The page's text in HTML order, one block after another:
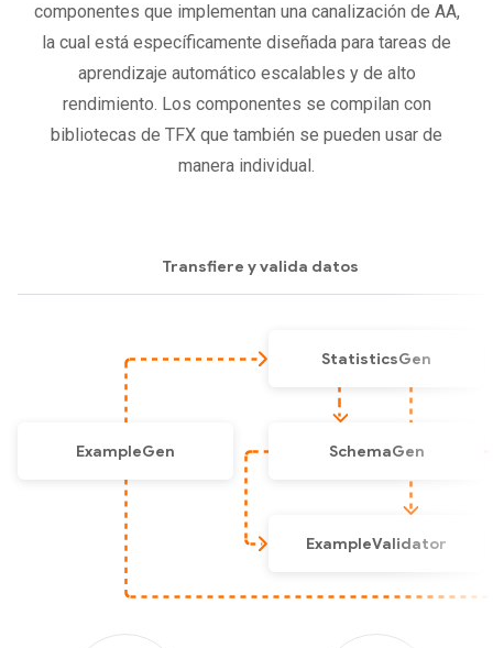
componentes que implementan una canalización de AA,
la cual está específicamente diseñada para tareas de
aprendizaje automático escalables y de alto
rendimiento. Los componentes se compilan con
bibliotecas de TFX que también se pueden usar de
manera individual.